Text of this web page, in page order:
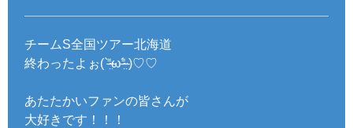
チームS全国ツアー北海道
終わったよぉ( ⁼̴̶̤̀ω⁼̴̶̤́ )♡♡
あたたかいファンの皆さんが
大好きです！！！